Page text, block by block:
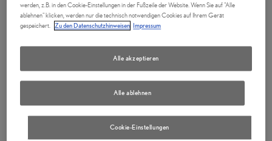
Firma (optional)
POSTLEITZAHL
werden, z.B. in den Cookie-Einstellungen in der Fußzeile der Website. Wenn Sie auf "Alle
ablehnen" klicken, werden nur die technisch notwendigen Cookies auf Ihrem Gerät
gespeichert. Zu den Datenschutzhinweisen Impressum
Cookie-Einstellungen
Alle ablehnen
Alle akzeptieren